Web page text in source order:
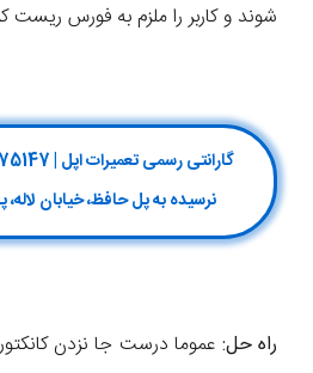
شوند و کاربر را ملزم به فورس ریست
نرسیده به پل حافظ، خیابان لاله، پلاک 9 واحد
راه حل: عموما درست جا نزدن